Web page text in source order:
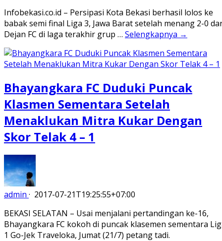
Infobekasi.co.id – Persipasi Kota Bekasi berhasil lolos ke
babak semi final Liga 3, Jawa Barat setelah menang 2-0
Dejan FC di laga terakhir grup … Selengkapnya →
Bhayangkara FC Duduki Puncak
Klasmen Sementara Setelah
Menaklukan Mitra Kukar Dengan
Skor Telak 4 – 1
admin · 2017-07-21T19:25:55+07:00
BEKASI SELATAN – Usai menjalani pertandingan ke-16,
Bhayangkara FC kokoh di puncak klasemen sementara
1 Go-Jek Traveloka, Jumat (21/7) petang tadi.